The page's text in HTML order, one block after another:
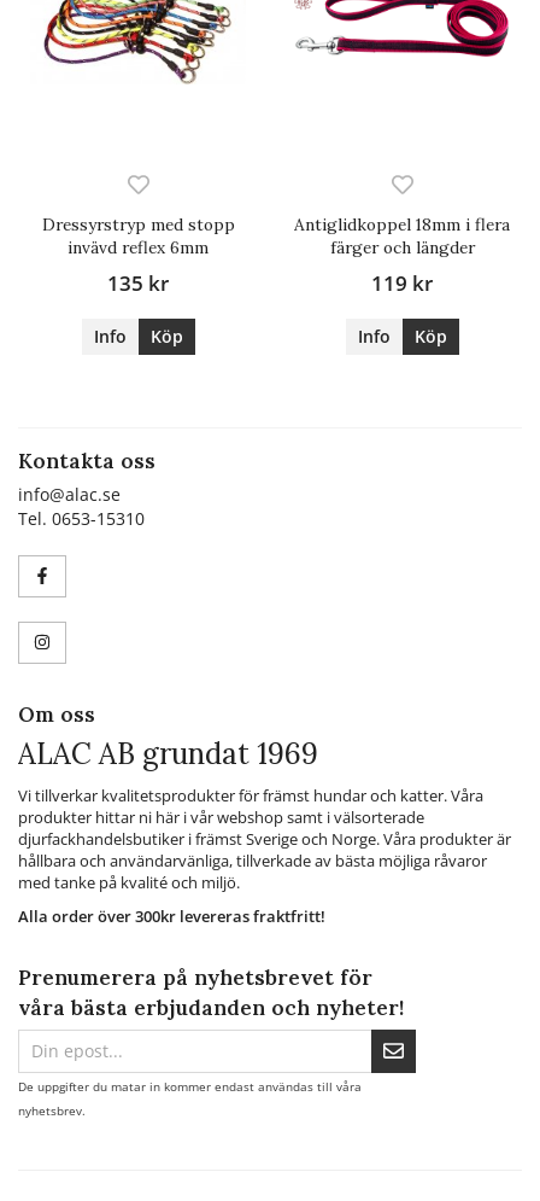
Dressyrstryp med stopp
invävd reflex 6mm
135 kr
Info Köp
Antiglidkoppel 18mm i flera
färger och längder
119 kr
Info Köp
Kontakta oss
info@alac.se
Tel. 0653-15310
Om oss
ALAC AB grundat 1969
Vi tillverkar kvalitetsprodukter för främst hundar och katter. Våra
produkter hittar ni här i vår webshop samt i välsorterade
djurfackhandelsbutiker i främst Sverige och Norge. Våra produkter är
hållbara och användarvänliga, tillverkade av bästa möjliga råvaror
med tanke på kvalité och miljö.
Alla order över 300kr levereras fraktfritt!
Prenumerera på nyhetsbrevet för
våra bästa erbjudanden och nyheter!
De uppgifter du matar in kommer endast användas till våra
nyhetsbrev.